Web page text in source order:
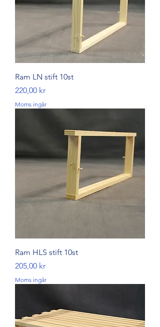
Ram LN stift 10st
Pris
220,00 kr
Moms ingår
Ram HLS stift 10st
Pris
205,00 kr
Moms ingår